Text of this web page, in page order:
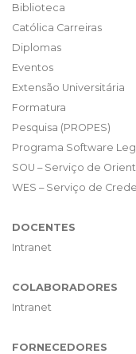
Biblioteca
Católica Carreiras
Diplomas
Eventos
Extensão Universitária
Formatura
Pesquisa (PROPES)
Programa Software
SOU – Serviço de
WES – Serviço de
DOCENTES
Intranet
COLABORADORES
Intranet
FORNECEDORES